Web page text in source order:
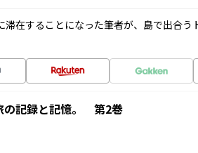
滞在することになった筆者が、島で出合う
の記録と記憶。 第2巻